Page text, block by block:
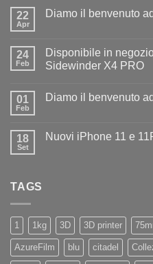
22
Apr
Diamo il benvenuto
Diamo
il
benvenuto
24
Feb
Disponibile in
Sidewinder X4 PRO
su
la
nuovissima
01
Feb
Diamo il benvenuto
Diamo
18
Set
Nuovi iPhone 11 e
TAGS
1 1kg 3D 3D printer
AzureFilm blu citadel